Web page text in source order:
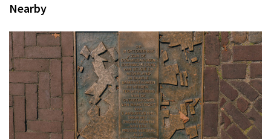
Nearby